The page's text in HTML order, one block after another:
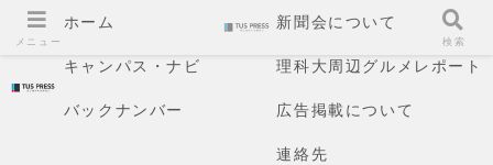
ホーム 新聞会について
キャンパス・ナビ 理科大周辺グルメレポート
バックナンバー 広告掲載について
連絡先
メニュー 検索